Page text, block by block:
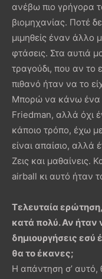
ανέβω πιο γρήγορα
βιομηχανίας. Ποτέ
μιμηθείς έναν άλλο
φτάσεις. Στα αυτιά
τραγούδι, που αν το
πιθανό ήταν να το
Μπορώ να κάνω ένα
Friedman, αλλά όχι
κάποιο τρόπο, έχω
είναι απαίσιο, αλλά
Ζεις και μαθαίνεις.
airball κι αυτό ήταν
Τελευταία
κατά πολύ. Αν ήταν
δημιουργήσεις εσύ
θα το έκανες;
Η απάντηση σ’ αυτό,